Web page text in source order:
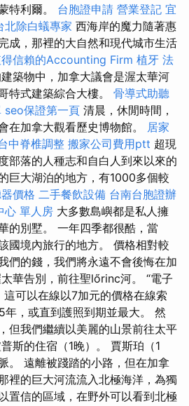
特利爾。 台胞證申請 營業登記 宜
北除白蟻專家 西海岸的魔力隨著惠
成，那裡的大自然和現代城市生活
信賴的Accounting Firm 植牙 法
築物中，加拿大議會是渥太華河
特式建築綜合大樓。 骨導式助聽
seo保證第一頁 清晨，休閒時間，
在加拿大觀看歷史博物館。 居家
中脊椎調整 搬家公司費用ptt 超現
部落的人種志和自白人到來以來的
巨大湖泊的地方，有1000多個較
價格 二手餐飲設備 台南台胞證辦
心 單人房 大多數島嶼都是私人擁
的別墅。 一年四季都很酷，當
國境內旅行的地方。 價格相對較
們的錢，我們將永遠不會後悔在加
華告別，前往聖lőrinc河。 “電子
這可以在線以7加元的價格在線索
年，或直到護照到期並最大。 然
但我們繼續以美麗的山景前往太平
斯的住宿（1晚）。 賈斯珀（1
。 遠離被踐踏的小路，但在加拿
裡的巨大河流流入北極海洋，為獨
置信的區域，在野外可以看到北極